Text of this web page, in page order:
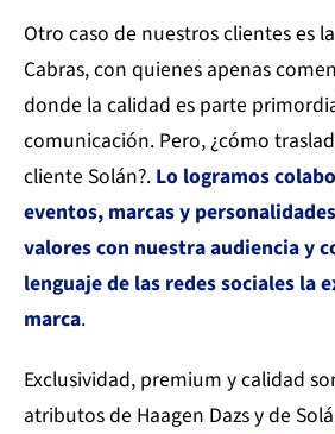
Otro caso de nuestros clientes es
Cabras, con quienes apenas
donde la calidad es parte
comunicación. Pero, ¿cómo
cliente Solán?. Lo logramos
eventos, marcas y
valores con nuestra audiencia y
lenguaje de las redes sociales la
marca.
Exclusividad, premium y calidad
atributos de Haagen Dazs y de